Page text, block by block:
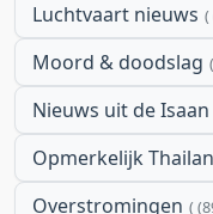
Luchtvaart nieuws
Moord & doodslag
Nieuws uit de Isaan
Opmerkelijk
Overstromingen